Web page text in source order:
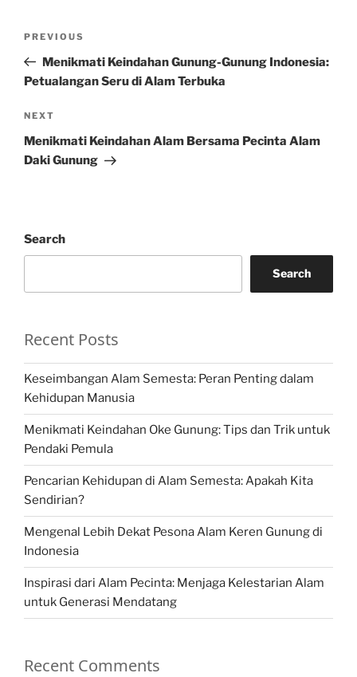
Previous
Post
PREVIOUS
Menikmati Keindahan Gunung-Gunung Indonesia:
Petualangan Seru di Alam Terbuka
Next
Post
NEXT
Menikmati Keindahan Alam Bersama Pecinta Alam
Daki Gunung
Search
Search
Recent Posts
Keseimbangan Alam Semesta: Peran Penting dalam
Kehidupan Manusia
Menikmati Keindahan Oke Gunung: Tips dan Trik untuk
Pendaki Pemula
Pencarian Kehidupan di Alam Semesta: Apakah Kita
Sendirian?
Mengenal Lebih Dekat Pesona Alam Keren Gunung di
Indonesia
Inspirasi dari Alam Pecinta: Menjaga Kelestarian Alam
untuk Generasi Mendatang
Recent Comments